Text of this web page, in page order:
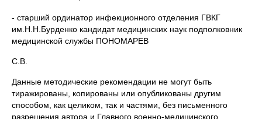
- старший ординатор инфекционного отделения ГВКГ
им.Н.Н.Бурденко кандидат медицинских наук подполковник
медицинской службы ПОНОМАРЕВ
С.В.
Данные методические рекомендации не могут быть
тиражированы, копированы или опубликованы другим
способом, как целиком, так и частями, без письменного
разрешения автора и Главного военно-медицинского